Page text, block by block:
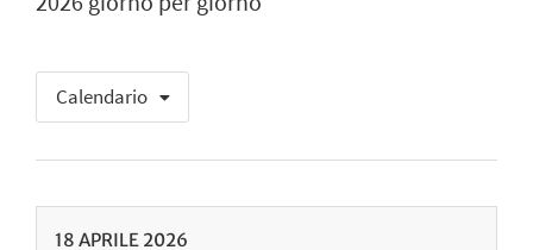
Calendario
18 APRILE 2026